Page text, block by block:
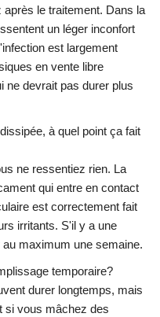
le traitement. Dans la
un léger inconfort
est largement
en vente libre
ne devrait pas durer plus
à quel point ça fait
ne ressentiez rien. La
qui entre en contact
est correctement fait
irritants. S'il y a une
maximum une semaine.
temporaire?
durer longtemps, mais
si vous mâchez des